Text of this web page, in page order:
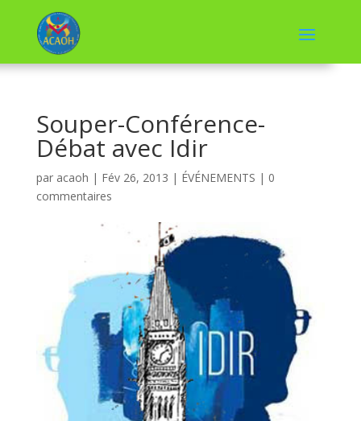
Souper-Conférence-
Débat avec Idir
par acaoh | Fév 26, 2013 | ÉVÉNEMENTS | 0
commentaires